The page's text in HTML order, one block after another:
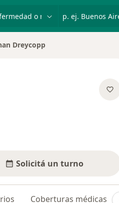
ciudad
Dreycopp
Solicitá un turno
Coberturas médicas